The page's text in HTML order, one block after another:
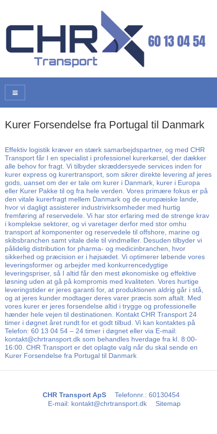
Kurer Forsendelse fra Portugal til Danmark
Effektiv logistik kræver en stærk samarbejdspartner, og med CHR
Transport får I en specialist i professionel kurerkørsel, der dækker
alle behov for fragt. Vi tilbyder skræddersyede services inden for
kurer express og kurertransport, som sikrer direkte levering af jeres
gods, uanset om der er tale om kurer i Danmark, kurer i Europa
eller Kurer Pakke til og fra hele verden. Vores primære fokus er på
den vitale kurerfragt mellem Danmark og de europæiske lande,
hvor vi dagligt assisterer industrivirksomheder med hurtig
fremføring af reservedele. Vi har stor erfaring med de strenge krav
i komplekse sektorer, og vi varetager derfor med stor omhu
transport af komponenter og reservedele til offshore, marine og
skibsbranchen samt vitale dele til vindmøller. Desuden tilbyder vi
pålidelig distribution for pharma- og medicinbranchen, hvor
sikkerhed og præcision er i højsædet. Vi optimerer løbende vores
leveringsformer og arbejder med konkurrencedygtige
leveringspriser, så I altid får den mest økonomiske og effektive
løsning uden at gå på kompromis med kvaliteten. Vores hurtige
leveringstider er jeres garanti for, at produktionen aldrig går i stå,
og at jeres kunder modtager deres varer præcis som aftalt. Med
vores kurer er jeres forsendelse altid i trygge og professionelle
hænder hele vejen til destinationen. Kontakt CHR Transport 24
timer i døgnet året rundt for et godt tilbud. Vi kan kontaktes på
Telefon: 60 13 04 54 – 24 timer i døgnet eller via E-mail:
kontakt@chrtransport.dk som behandles hverdage fra kl. 8:00-
16:00. CHR Transport er det oplagte valg når du skal sende en
Kurer Forsendelse fra Portugal til Danmark
CHR Transport ApS Telefonnr.: 60130454
E-mail: kontakt@chrtransport.dk Sitemap